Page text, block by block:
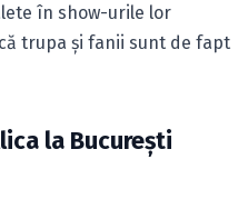
în show-urile lor
trupa şi fanii sunt de fapt
la Bucureşti